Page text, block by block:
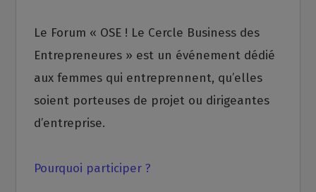
Le Forum « OSE ! Le Cercle Business des
Entrepreneures » est un événement dédié
aux femmes qui entreprennent, qu’elles
soient porteuses de projet ou dirigeantes
d’entreprise.
Pourquoi participer ?